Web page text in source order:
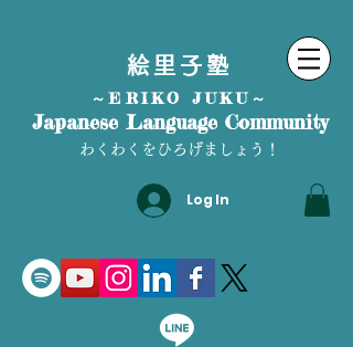
絵里子塾
～ERIKO JUKU～
Japanese Language Community
わくわくをひろげましょう！
Log In